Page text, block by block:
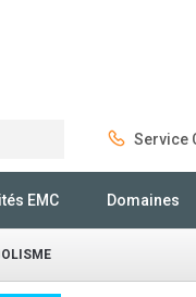
Service
EMC Domaines